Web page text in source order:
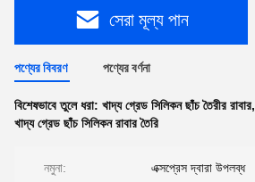
সেরা মূল্য পান
পণ্যের বিবরণ পণ্যের বর্ণনা
বিশেষভাবে তুলে ধরা: খাদ্য গ্রেড সিলিকন ছাঁচ তৈরীর রাবার,
খাদ্য গ্রেড ছাঁচ সিলিকন রাবার তৈরি
নমুনা: এক্সপ্রেস দ্বারা উপলব্ধ